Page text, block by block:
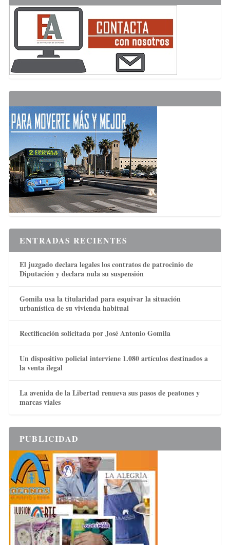
ENTRADAS RECIENTES
El juzgado declara legales los contratos de patrocinio de
Diputación y declara nula su suspensión
Gomila usa la titularidad para esquivar la situación
urbanística de su vivienda habitual
Rectificación solicitada por José Antonio Gomila
Un dispositivo policial interviene 1.080 artículos destinados a
la venta ilegal
La avenida de la Libertad renueva sus pasos de peatones y
marcas viales
PUBLICIDAD